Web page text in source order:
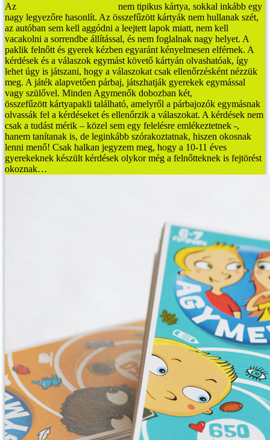
Az
nem tipikus kártya, sokkal inkább egy
nagy legyezőre hasonlít. Az összefűzött kártyák nem hullanak szét,
az autóban sem kell aggódni a leejtett lapok miatt, nem kell
vacakolni a sorrendbe állítással, és nem foglalnak nagy helyet. A
paklik felnőtt és gyerek kézben egyaránt kényelmesen elférnek. A
kérdések és a válaszok egymást követő kártyán olvashatóak, így
lehet úgy is játszani, hogy a válaszokat csak ellenőrzésként nézzük
meg. A játék alapvetően párbaj, játszhatják gyerekek egymással
vagy szülővel. Minden Agymenők dobozban két,
összefűzött kártyapakli található, amelyről a párbajozók egymásnak
olvassák fel a kérdéseket és ellenőrzik a válaszokat. A kérdések nem
csak a tudást mérik – közel sem egy felelésre emlékeztetnek -,
hanem tanítanak is, de leginkább szórakoztatnak, hiszen okosnak
lenni menő! Csak halkan jegyzem meg, hogy a 10-11 éves
gyerekeknek készült kérdések olykor még a felnőtteknek is fejtörést
okoznak…